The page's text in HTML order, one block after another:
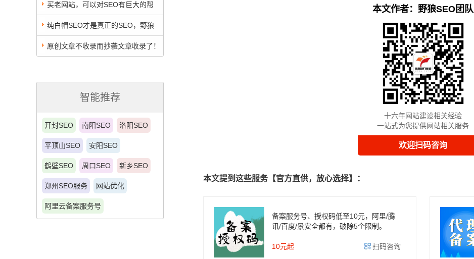
买老网站，可以对SEO有巨大的帮
助？想法正确但难以实施
纯白帽SEO才是真正的SEO，野狼
SEO团队倡导者
原创文章不收录而抄袭文章收录了！
智能推荐
开封SEO 南阳SEO 洛阳SEO
平顶山SEO 安阳SEO
鹤壁SEO 周口SEO 新乡SEO
郑州SEO服务 网站优化
阿里云备案服务号
本文作者：野狼SEO团队
十六年网站建设相关经验
一站式为您提供网站相关服务
欢迎扫码咨询
本文提到这些服务【官方直供，放心选择】：
备案服务号、授权码低至10元，阿里/腾
讯/百度/景安全都有，破除5个限制。
10元起 扫码咨询